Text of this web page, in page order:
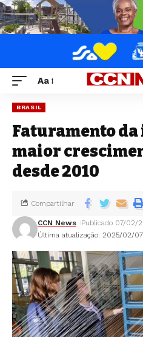
Aa
BRASIL
Faturamento
maior
desde 2010
Última atualização: 2025/02/07
CCN News Publicado 07/02/
Compartilhar